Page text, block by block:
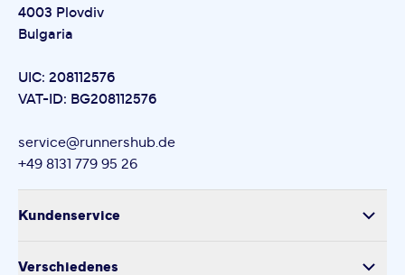
4003 Plovdiv
Bulgaria
UIC: 208112576
VAT-ID: BG208112576
service@runnershub.de
+49 8131 779 95 26
Kundenservice
Verschiedenes